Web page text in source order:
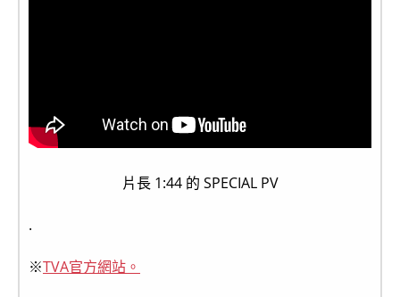
片長 1:44 的 SPECIAL PV
.
※TVA官方網站。